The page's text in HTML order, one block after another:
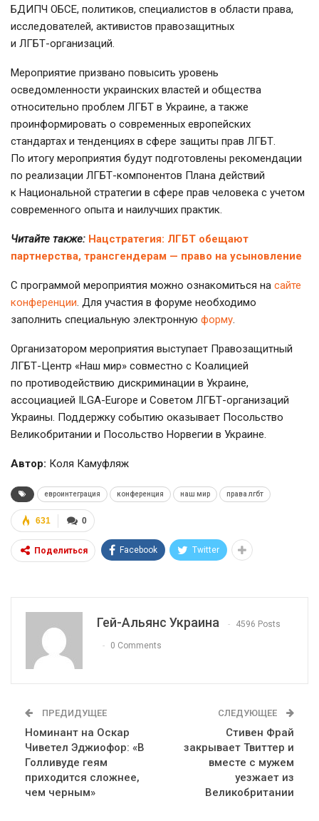
БДИПЧ ОБСЕ, политиков, специалистов в области права,
исследователей, активистов правозащитных
и ЛГБТ-организаций.
Мероприятие призвано повысить уровень
осведомленности украинских властей и общества
относительно проблем ЛГБТ в Украине, а также
проинформировать о современных европейских
стандартах и тенденциях в сфере защиты прав ЛГБТ.
По итогу мероприятия будут подготовлены рекомендации
по реализации ЛГБТ-компонентов Плана действий
к Национальной стратегии в сфере прав человека с учетом
современного опыта и наилучших практик.
Читайте также: Нацстратегия: ЛГБТ обещают
партнерства, трансгендерам — право на усыновление
С программой мероприятия можно ознакомиться на сайте
конференции. Для участия в форуме необходимо
заполнить специальную электронную форму.
Организатором мероприятия выступает Правозащитный
ЛГБТ-Центр «Наш мир» совместно с Коалицией
по противодействию дискриминации в Украине,
ассоциацией
ILGA-Europe и Советом ЛГБТ-организаций
Украины. Поддержку событию оказывает Посольство
Великобритании и Посольство Норвегии в Украине.
Автор: Коля Камуфляж
евроинтеграция конференция наш мир права лгбт
0
631
Поделиться Facebook Twitter
Гей-Альянс Украина 4596 Posts
0 Comments
ПРЕДИДУЩЕЕ
Номинант на Оскар
Чиветел Эджиофор: «В
Голливуде геям
приходится сложнее,
чем черным»
СЛЕДУЮЩЕЕ
Стивен Фрай
закрывает Твиттер и
вместе с мужем
уезжает из
Великобритании